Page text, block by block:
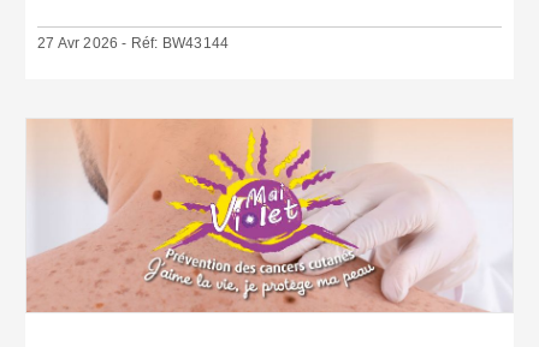
27 Avr 2026 - Réf: BW43144